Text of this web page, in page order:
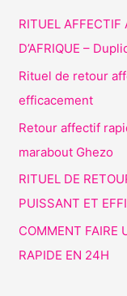
RITUEL AFFECTIF
D’AFRIQUE –
Rituel de retour
efficacement
Retour affectif
marabout Ghezo
RITUEL DE
PUISSANT ET
COMMENT FAIRE
RAPIDE EN 24H